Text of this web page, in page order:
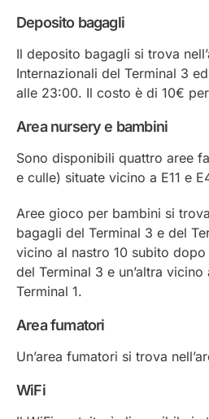
Deposito bagagli
Il deposito bagagli si trova
Internazionali del Terminal 3
alle 23:00. Il costo è di 10€
Area nursery e bambini
Sono disponibili quattro aree
e culle) situate vicino a E11 e
Aree gioco per bambini si
bagagli del Terminal 3 e del
vicino al nastro 10 subito
del Terminal 3 e un’altra vicino
Terminal 1.
Area fumatori
Un’area fumatori si trova
WiFi